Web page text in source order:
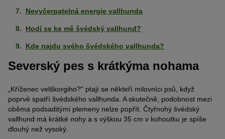
Nevyčerpatelná energie vallhunda
Hodí se ke mě švédský vallhund?
Kde najdu svého švédského vallhunda?
Severský pes s krátkýma nohama
„Kříženec velškorgiho?“ ptají se někteří milovníci psů, když
poprvé spatří švédského vallhunda. A skutečně, podobnost mezi
oběma podsaditými plemeny nelze popřít. Čtyřnohý švédský
vallhund má krátké nohy a s výškou 35 cm v kohoutku je spíše
dlouhý než vysoký.